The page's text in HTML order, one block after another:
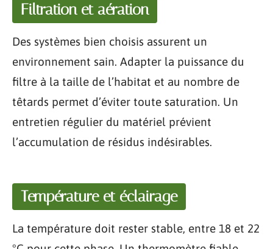
Filtration et aération
Des systèmes bien choisis assurent un
environnement sain. Adapter la puissance du
filtre à la taille de l’habitat et au nombre de
têtards permet d’éviter toute saturation. Un
entretien régulier du matériel prévient
l’accumulation de résidus indésirables.
Température et éclairage
La température doit rester stable, entre 18 et 22